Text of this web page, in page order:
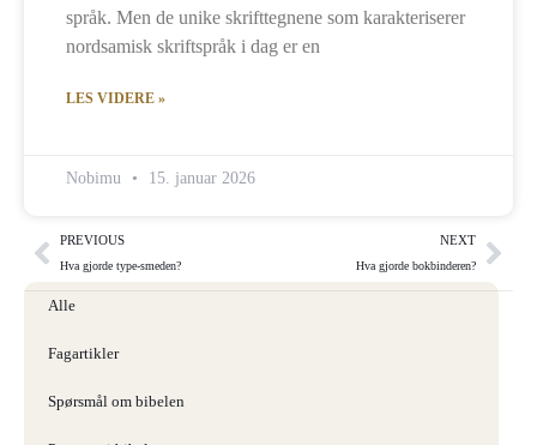
språk. Men de unike skrifttegnene som karakteriserer
nordsamisk skriftspråk i dag er en
LES VIDERE »
Nobimu 15. januar 2026
PREVIOUS
Hva gjorde type-smeden?
NEXT
Hva gjorde bokbinderen?
Alle
Fagartikler
Spørsmål om bibelen